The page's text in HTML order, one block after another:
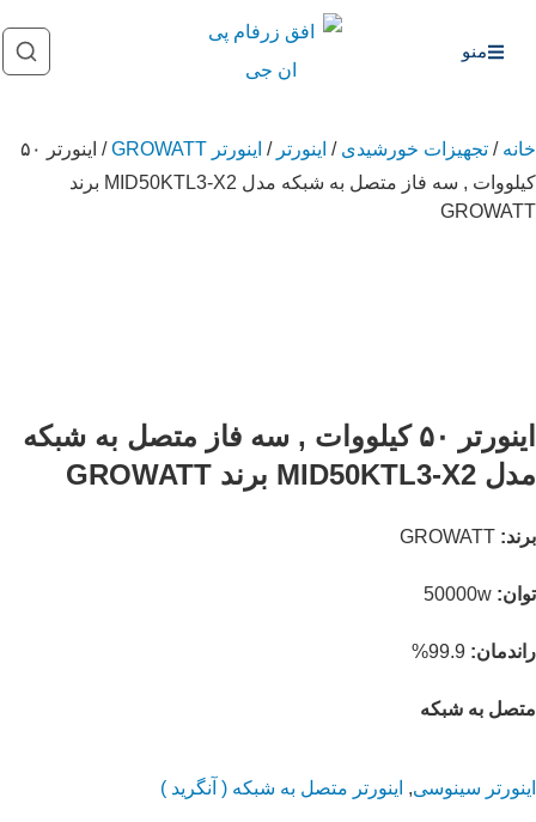
منو
خانه / تجهیزات خورشیدی / اینورتر / اینورتر GROWATT
/ اینورتر ۵۰
کیلووات , سه فاز متصل به شبکه مدل MID50KTL3-X2 برند
GROWATT
اینورتر ۵۰ کیلووات , سه فاز متصل به شبکه
مدل MID50KTL3-X2 برند GROWATT
برند:
توان:
راندمان:
متصل به شبکه
اینورتر سینوسی, اینورتر متصل به شبکه ( آنگرید )